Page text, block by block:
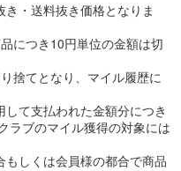
・送料抜き価格となりま
につき10円単位の金額は切
捨てとなり、マイル履歴に
て支払われた金額分につき
ラブのマイル獲得の対象には
しくは会員様の都合で商品